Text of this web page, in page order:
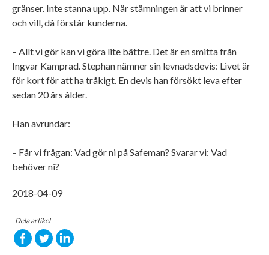
gränser. Inte stanna upp. När stämningen är att vi brinner
och vill, då förstår kunderna.
– Allt vi gör kan vi göra lite bättre. Det är en smitta från
Ingvar Kamprad. Stephan nämner sin levnadsdevis: Livet är
för kort för att ha tråkigt. En devis han försökt leva efter
sedan 20 års ålder.
Han avrundar:
– Får vi frågan: Vad gör ni på Safeman? Svarar vi: Vad
behöver ni?
2018-04-09
Dela artikel